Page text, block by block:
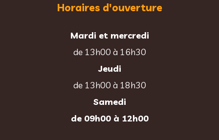
Horaires d'ouverture
Mardi et mercredi
de 13h00 à 16h30
Jeudi
de 13h00 à 18h30
Samedi
de 09h00 à 12h00